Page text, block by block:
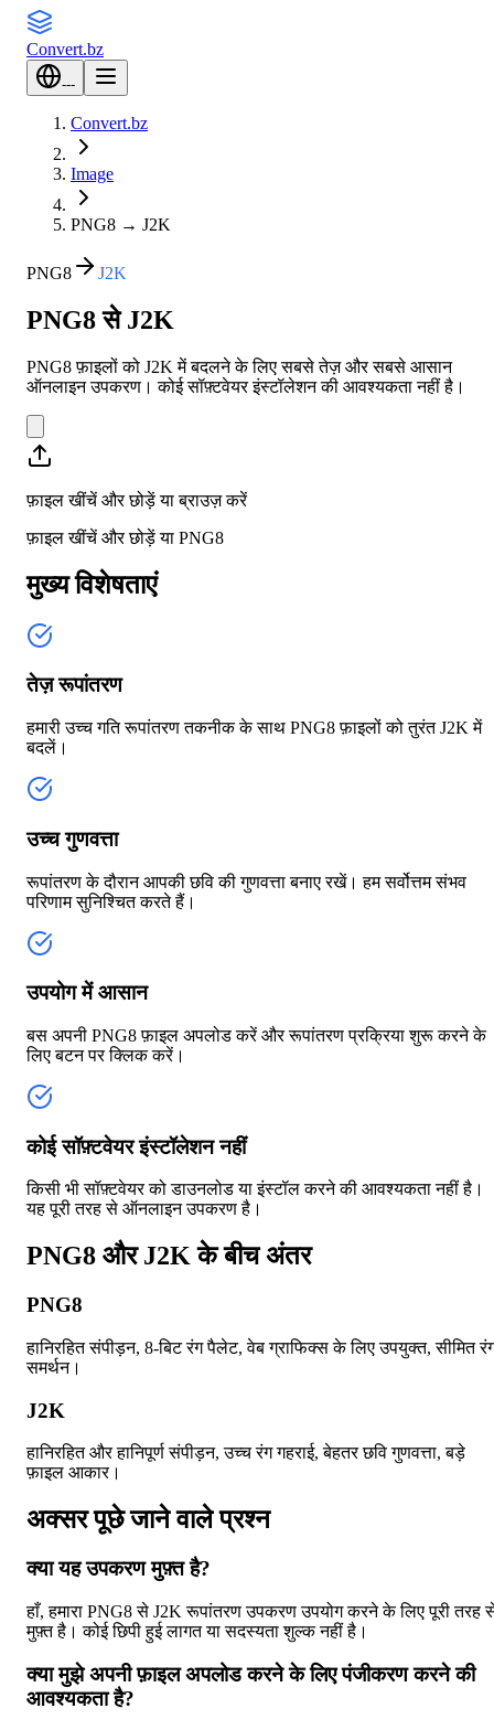
Convert.bz
---
Convert.bz
Image
PNG8 → J2K
PNG8 J2K
PNG8 से J2K
PNG8 फ़ाइलों को J2K में बदलने के लिए सबसे तेज़ और सबसे आसान
ऑनलाइन उपकरण। कोई सॉफ़्टवेयर इंस्टॉलेशन की आवश्यकता नहीं है।
फ़ाइल खींचें और छोड़ें या ब्राउज़ करें
फ़ाइल खींचें और छोड़ें या PNG8
मुख्य विशेषताएं
तेज़ रूपांतरण
हमारी उच्च गति रूपांतरण तकनीक के साथ PNG8 फ़ाइलों को तुरंत J2K में
बदलें।
उच्च गुणवत्ता
रूपांतरण के दौरान आपकी छवि की गुणवत्ता बनाए रखें। हम सर्वोत्तम संभव
परिणाम सुनिश्चित करते हैं।
उपयोग में आसान
बस अपनी PNG8 फ़ाइल अपलोड करें और रूपांतरण प्रक्रिया शुरू करने के
लिए बटन पर क्लिक करें।
कोई सॉफ़्टवेयर इंस्टॉलेशन नहीं
किसी भी सॉफ़्टवेयर को डाउनलोड या इंस्टॉल करने की आवश्यकता नहीं है।
यह पूरी तरह से ऑनलाइन उपकरण है।
PNG8 और J2K के बीच अंतर
PNG8
हानिरहित संपीड़न, 8-बिट रंग पैलेट, वेब ग्राफिक्स के लिए उपयुक्त, सीमित
समर्थन।
J2K
हानिरहित और हानिपूर्ण संपीड़न, उच्च रंग गहराई, बेहतर छवि गुणवत्ता, बड़े
फ़ाइल आकार।
अक्सर पूछे जाने वाले प्रश्न
क्या यह उपकरण मुफ़्त है?
हाँ, हमारा PNG8 से J2K रूपांतरण उपकरण उपयोग करने के लिए पूरी तरह
मुफ़्त है। कोई छिपी हुई लागत या सदस्यता शुल्क नहीं है।
क्या मुझे अपनी फ़ाइल अपलोड करने के लिए पंजीकरण करने की
आवश्यकता है?